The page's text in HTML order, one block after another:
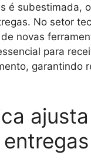
é subestimada,
No setor
novas
para
garantindo
ajusta